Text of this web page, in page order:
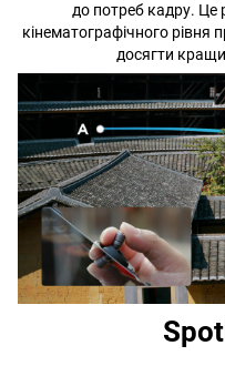
до потреб кадру. Це
кінематографічного
досягти